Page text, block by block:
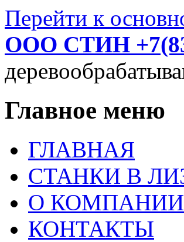
Перейти к
ООО СТИН
Главное меню
ГЛАВНАЯ
СТАНКИ В
О КОМПАНИИ
КОНТАКТЫ